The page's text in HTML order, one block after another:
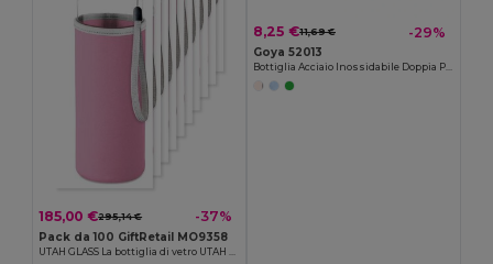
185,00 €295,14 € -37%
Pack da 100 GiftRetail MO9358
8,25 €11,69 € -29%
Goya 52013
Bottiglia Acciaio Inossidabile Doppia Parete 350ml